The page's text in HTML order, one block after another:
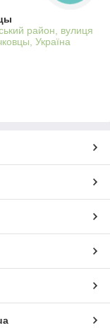
район, вулиця
Україна